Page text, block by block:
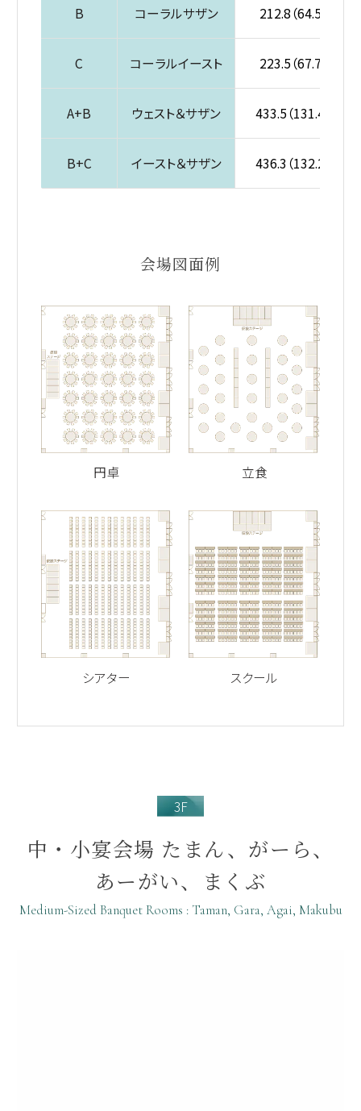
B コーラルサザン 212.8（64.5）
C コーラルイースト 223.5（67.7）
A+B ウェスト＆サザン 433.5（131.4）
B+C イースト＆サザン 436.3（132.2）
会場図面例
円卓 立食
シアター スクール
3F
中・小宴会場 たまん、がーら、
あーがい、まくぶ
Medium-Sized Banquet Rooms : Taman, Gara, Agai, Makubu